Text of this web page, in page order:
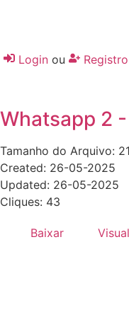
Login ou Registro
Whatsapp 2
Tamanho do Arquivo:
Created: 26-05-2025
Updated: 26-05-2025
Cliques: 43
Baixar